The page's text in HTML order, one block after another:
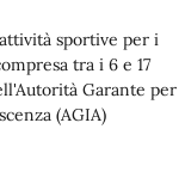
sportive per i
tra i 6 e 17
Garante per
(AGIA)